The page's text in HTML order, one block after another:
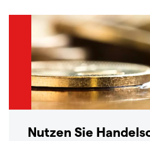
Nutzen Sie